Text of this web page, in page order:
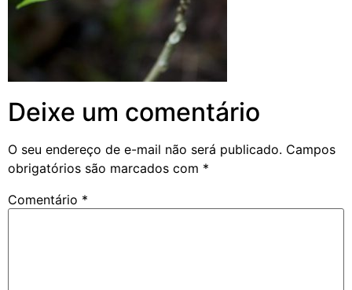
Deixe um comentário
O seu endereço de e-mail não será publicado. Campos
obrigatórios são marcados com *
Comentário *